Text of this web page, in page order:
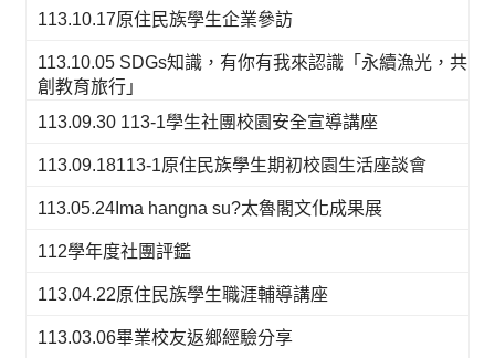
113.10.17原住民族學生企業參訪
113.10.05 SDGs知識，有你有我來認識「永續漁光，共
創教育旅行」
113.09.30 113-1學生社團校園安全宣導講座
113.09.18113-1原住民族學生期初校園生活座談會
113.05.24Ima hangna su?太魯閣文化成果展
112學年度社團評鑑
113.04.22原住民族學生職涯輔導講座
113.03.06畢業校友返鄉經驗分享